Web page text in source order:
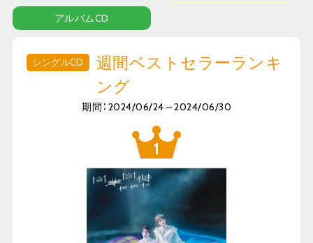
アルバムCD
シングルCD
週間ベストセラーランキ
ング
期間：2024/06/24～2024/06/30